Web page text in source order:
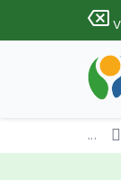
contenido
backspace
...